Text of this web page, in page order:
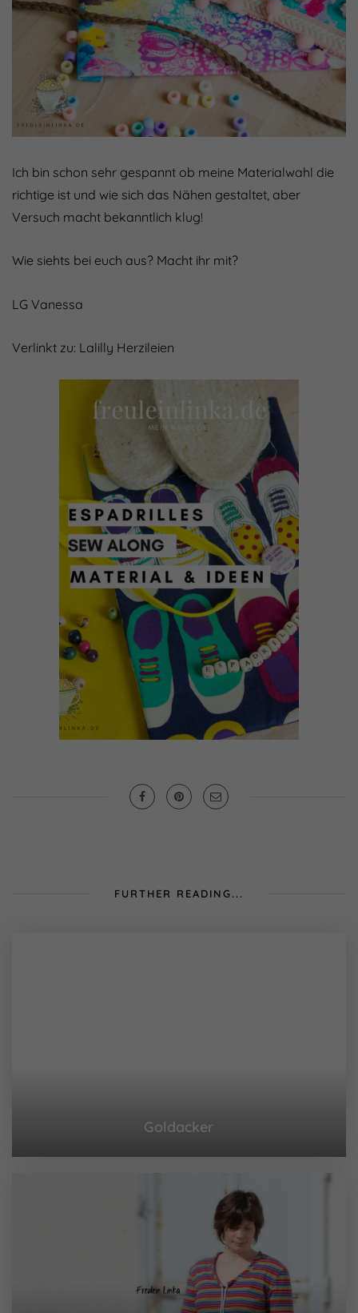
Ich bin schon sehr gespannt ob meine Materialwahl die
richtige ist und wie sich das Nähen gestaltet, aber
Versuch macht bekanntlich klug!
Wie siehts bei euch aus? Macht ihr mit?
LG Vanessa
Verlinkt zu: Lalilly Herzileien
FURTHER READING...
Goldacker